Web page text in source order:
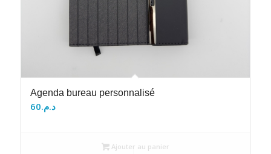
Agenda bureau personnalisé
د.م.60
Ajouter au panier